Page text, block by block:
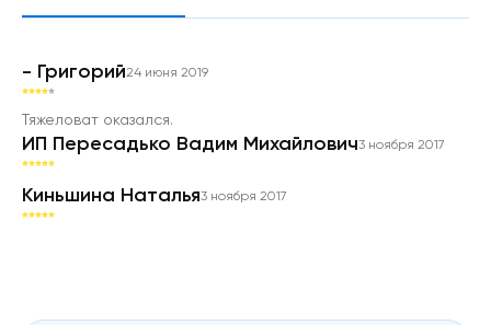
- Григорий24 июня 2019
Тяжеловат оказался.
ИП Пересадько Вадим Михайлович3 ноября 2017
Киньшина Наталья3 ноября 2017